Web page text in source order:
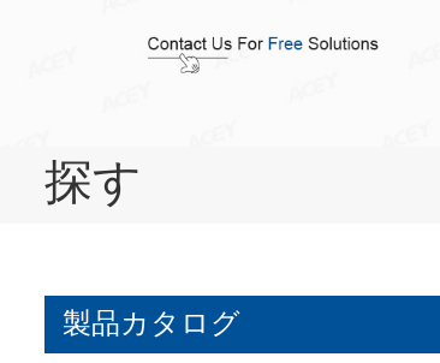
探す
製品カタログ